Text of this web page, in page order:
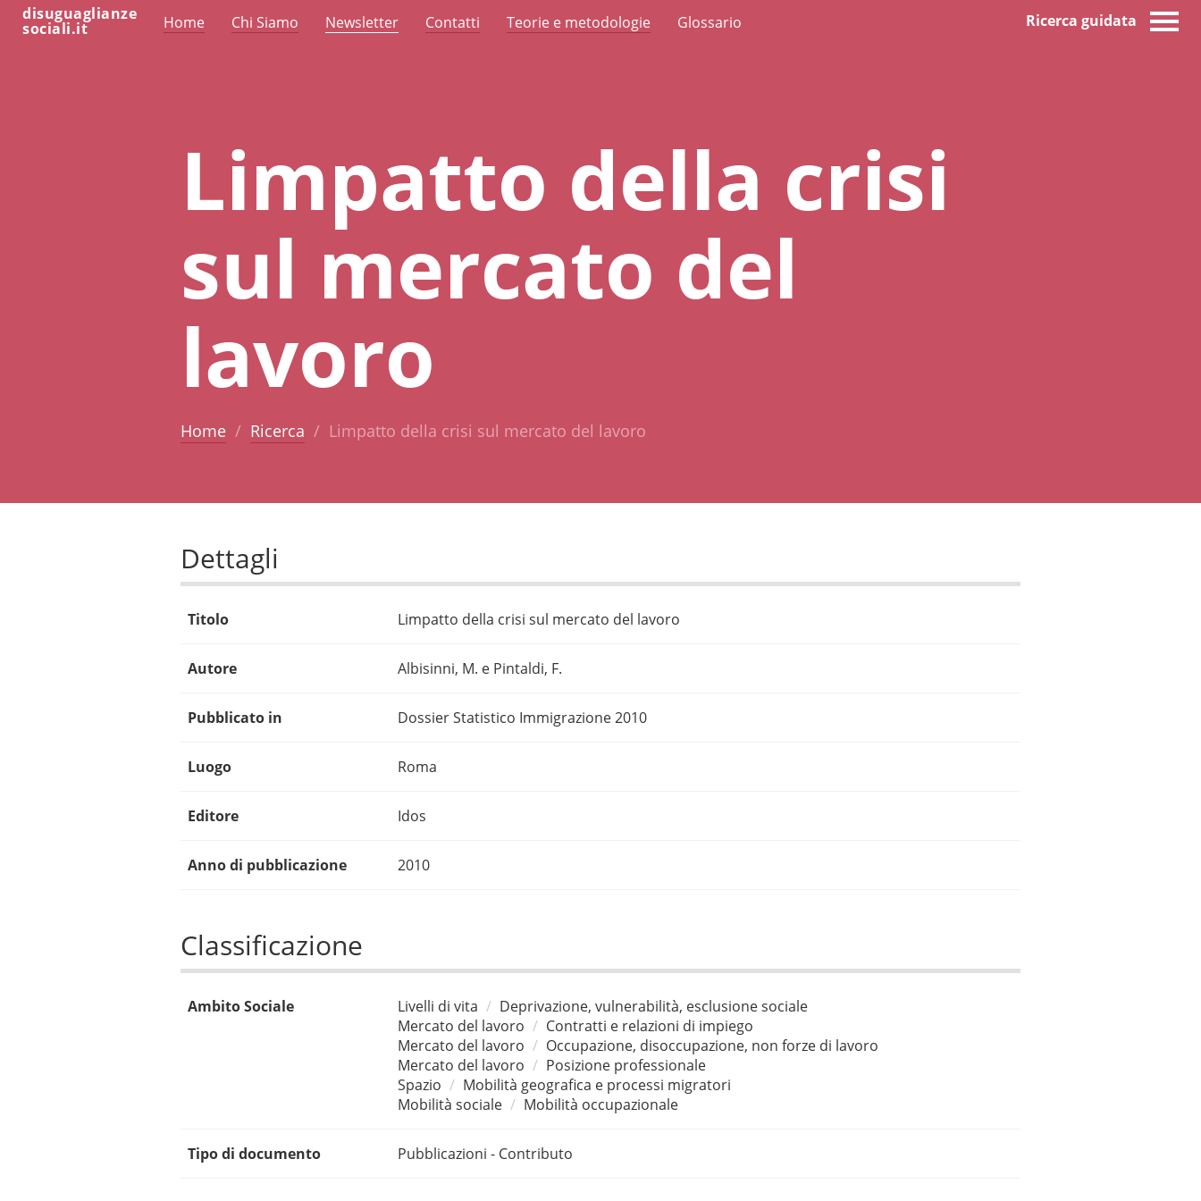
disuguaglianze
sociali.it Home Chi Siamo Newsletter Contatti Teorie e metodologie Glossario Ricerca guidata
Limpatto della crisi
sul mercato del
lavoro
Home Ricerca Limpatto della crisi sul mercato del lavoro
Dettagli
Titolo Limpatto della crisi sul mercato del lavoro
Autore Albisinni, M. e Pintaldi, F.
Pubblicato in Dossier Statistico Immigrazione 2010
Luogo Roma
Editore Idos
Anno di pubblicazione 2010
Classificazione
Ambito Sociale Livelli di vita
Deprivazione, vulnerabilità, esclusione sociale
Mercato del lavoro
Contratti e relazioni di impiego
Mercato del lavoro
Occupazione, disoccupazione, non forze di lavoro
Mercato del lavoro
Posizione professionale
Spazio
Mobilità geografica e processi migratori
Mobilità sociale
Mobilità occupazionale
Tipo di documento Pubblicazioni - Contributo